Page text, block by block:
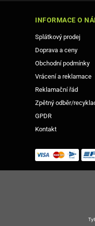
INFORMACE O
Splátkový prodej
Doprava a ceny
Obchodní podmínky
Vrácení a reklamace
Reklamační řád
Zpětný odběr/
GPDR
Kontakt